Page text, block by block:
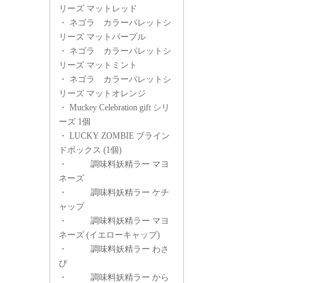
リーズ マットレッド
・ ネゴラ カラーパレットシ
リーズ マットパープル
・ ネゴラ カラーパレットシ
リーズ マットミント
・ ネゴラ カラーパレットシ
リーズ マットオレンジ
・ Muckey Celebration gift シリ
ーズ 1個
・ LUCKY ZOMBIE ブライン
ドボックス (1個)
・
調味料妖精ラー マヨ
ネーズ
・
調味料妖精ラー ケチ
ャップ
・
調味料妖精ラー マヨ
ネーズ (イエローキャップ)
・
調味料妖精ラー わさ
び
・
調味料妖精ラー から